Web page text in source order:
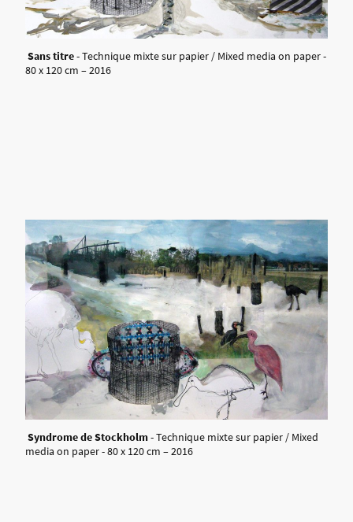
Sans titre- Technique mixte sur papier / Mixed media on paper -
80 x 120 cm – 2016
Syndrome de Stockholm- Technique mixte sur papier / Mixed
media on paper - 80 x 120 cm – 2016